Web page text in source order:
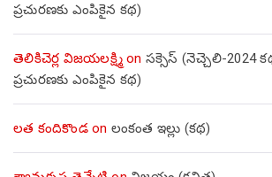
ప్రచురణకు ఎంపికైన కథ)
తెలికిచెర్ల విజయలక్ష్మిon సక్సెస్ (నెచ్చెలి-
ప్రచురణకు ఎంపికైన కథ)
లత కందికొండon లంకంత ఇల్లు (కథ)